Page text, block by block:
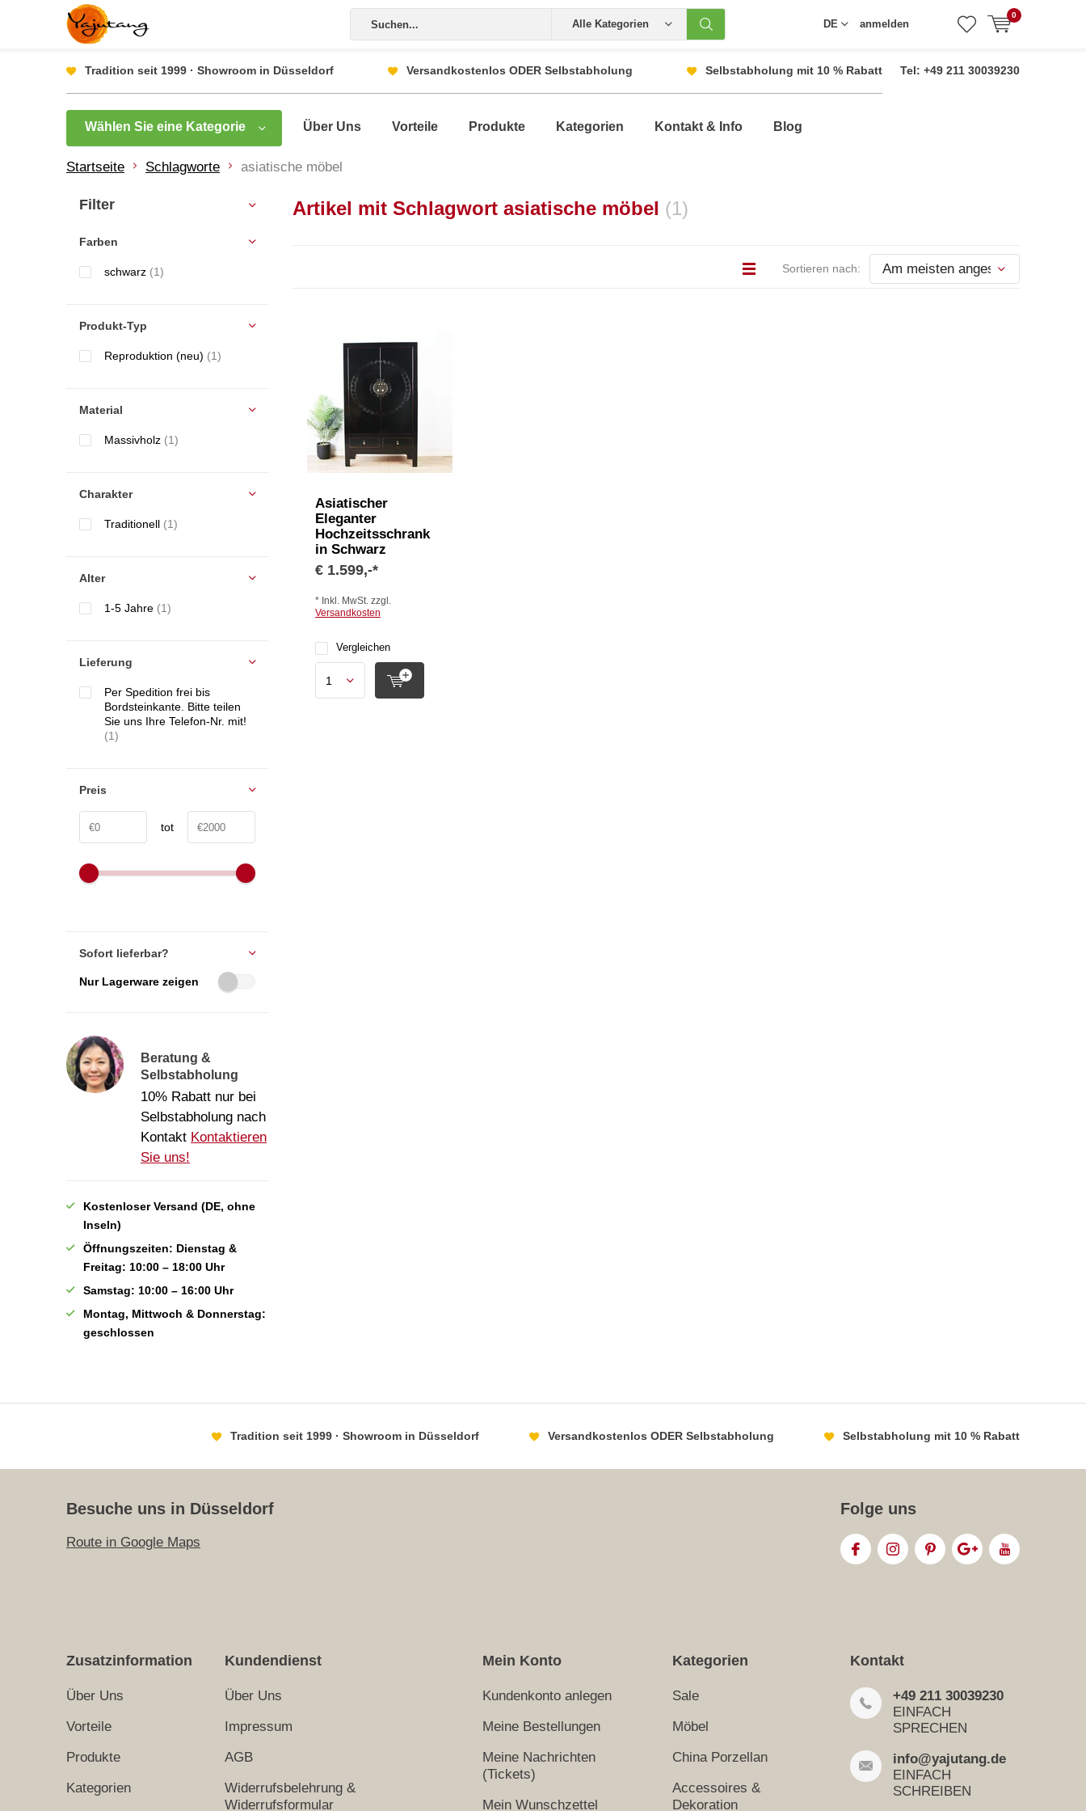
Alle Kategorien DE anmelden
0
Tradition seit 1999 · Showroom in Düsseldorf Versandkostenlos ODER Selbstabholung Selbstabholung mit 10 % Rabatt Tel: +49 211 30039230
Wählen Sie eine Kategorie Über Uns Vorteile Produkte Kategorien Kontakt & Info Blog
Startseite Schlagworte asiatische möbel
Artikel mit Schlagwort asiatische möbel (1)
Sortieren nach:
Asiatischer
Eleganter
Hochzeitsschrank
in Schwarz
€ 1.599,-*
* Inkl. MwSt. zzgl.
Versandkosten
Vergleichen
Filter
Farben
schwarz (1)
Produkt-Typ
Reproduktion (neu) (1)
Material
Massivholz (1)
Charakter
Traditionell (1)
Alter
1-5 Jahre (1)
Lieferung
Per Spedition frei bis
Bordsteinkante. Bitte teilen
Sie uns Ihre Telefon-Nr. mit!
(1)
Preis
tot
Sofort lieferbar?
Nur Lagerware zeigen
Beratung &
Selbstabholung
10% Rabatt nur bei
Selbstabholung nach
Kontakt Kontaktieren
Sie uns!
Kostenloser Versand (DE, ohne
Inseln)
Öffnungszeiten: Dienstag &
Freitag: 10:00 – 18:00 Uhr
Samstag: 10:00 – 16:00 Uhr
Montag, Mittwoch & Donnerstag:
geschlossen
Tradition seit 1999 · Showroom in Düsseldorf Versandkostenlos ODER Selbstabholung Selbstabholung mit 10 % Rabatt
Besuche uns in Düsseldorf
Route in Google Maps
Folge uns
Zusatzinformation
Über Uns
Vorteile
Produkte
Kategorien
Kundendienst
Über Uns
Impressum
AGB
Widerrufsbelehrung &
Widerrufsformular
Mein Konto
Kundenkonto anlegen
Meine Bestellungen
Meine Nachrichten
(Tickets)
Mein Wunschzettel
Kategorien
Sale
Möbel
China Porzellan
Accessoires &
Dekoration
Kontakt
+49 211 30039230
EINFACH
SPRECHEN
info@yajutang.de
EINFACH
SCHREIBEN